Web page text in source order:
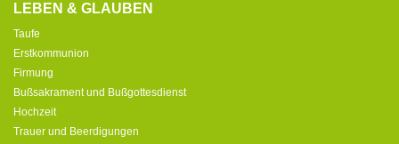
LEBEN & GLAUBEN
Taufe
Erstkommunion
Firmung
Bußsakrament und Bußgottesdienst
Hochzeit
Trauer und Beerdigungen